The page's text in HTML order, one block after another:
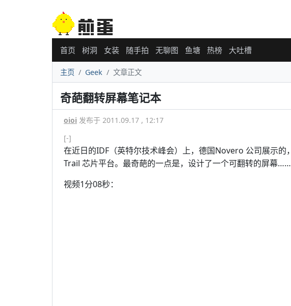
首页 树洞 女装 随手拍 无聊图 鱼塘 热榜 大吐槽
主页 Geek 文章正文
奇葩翻转屏幕笔记本
oioi 发布于 2011.09.17 , 12:17
[-]
在近日的IDF（英特尔技术峰会）上，德国Novero 公司展示的，
Trail 芯片平台。最奇葩的一点是，设计了一个可翻转的屏幕……
视频1分08秒：